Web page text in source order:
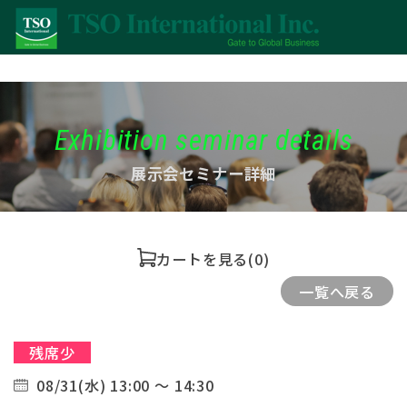
Exhibition seminar details
展示会セミナー詳細
カートを見る(0)
一覧へ戻る
残席少
08/31(水) 13:00 ～ 14:30